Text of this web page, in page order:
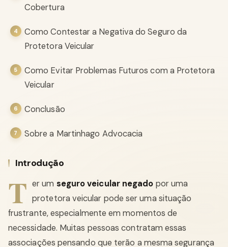
Cobertura
Como Contestar a Negativa do Seguro da
Protetora Veicular
Como Evitar Problemas Futuros com a Protetora
Veicular
Conclusão
Sobre a Martinhago Advocacia
Introdução
T er um seguro veicular negado por uma
protetora veicular pode ser uma situação
frustrante, especialmente em momentos de
necessidade. Muitas pessoas contratam essas
associações pensando que terão a mesma segurança